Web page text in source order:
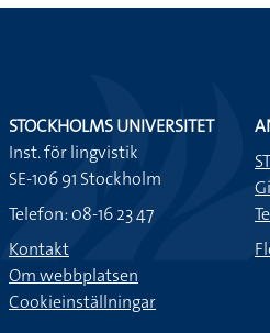
STOCKHOLMS UNIVERSITET
Inst. för lingvistik
SE-106 91 Stockholm
Telefon: 08-16 23 47
Kontakt
Om webbplatsen
Cookieinställningar